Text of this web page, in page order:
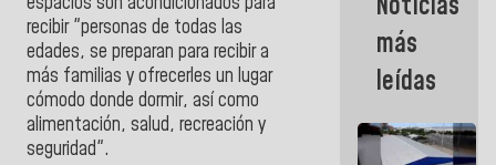
recibir "personas de todas las
edades, se preparan para recibir a
más familias y ofrecerles un lugar
cómodo donde dormir, así como
alimentación, salud, recreación y
seguridad".
operaciones
Aeropuerto
Internacional
de
más
leídas